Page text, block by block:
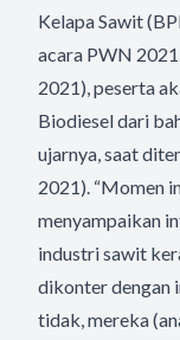
Kelapa Sawit
acara PWN
2021), peserta
Biodiesel dari
ujarnya, saat
2021). “Momen
menyampaikan
industri sawit
dikonter dengan
tidak, mereka